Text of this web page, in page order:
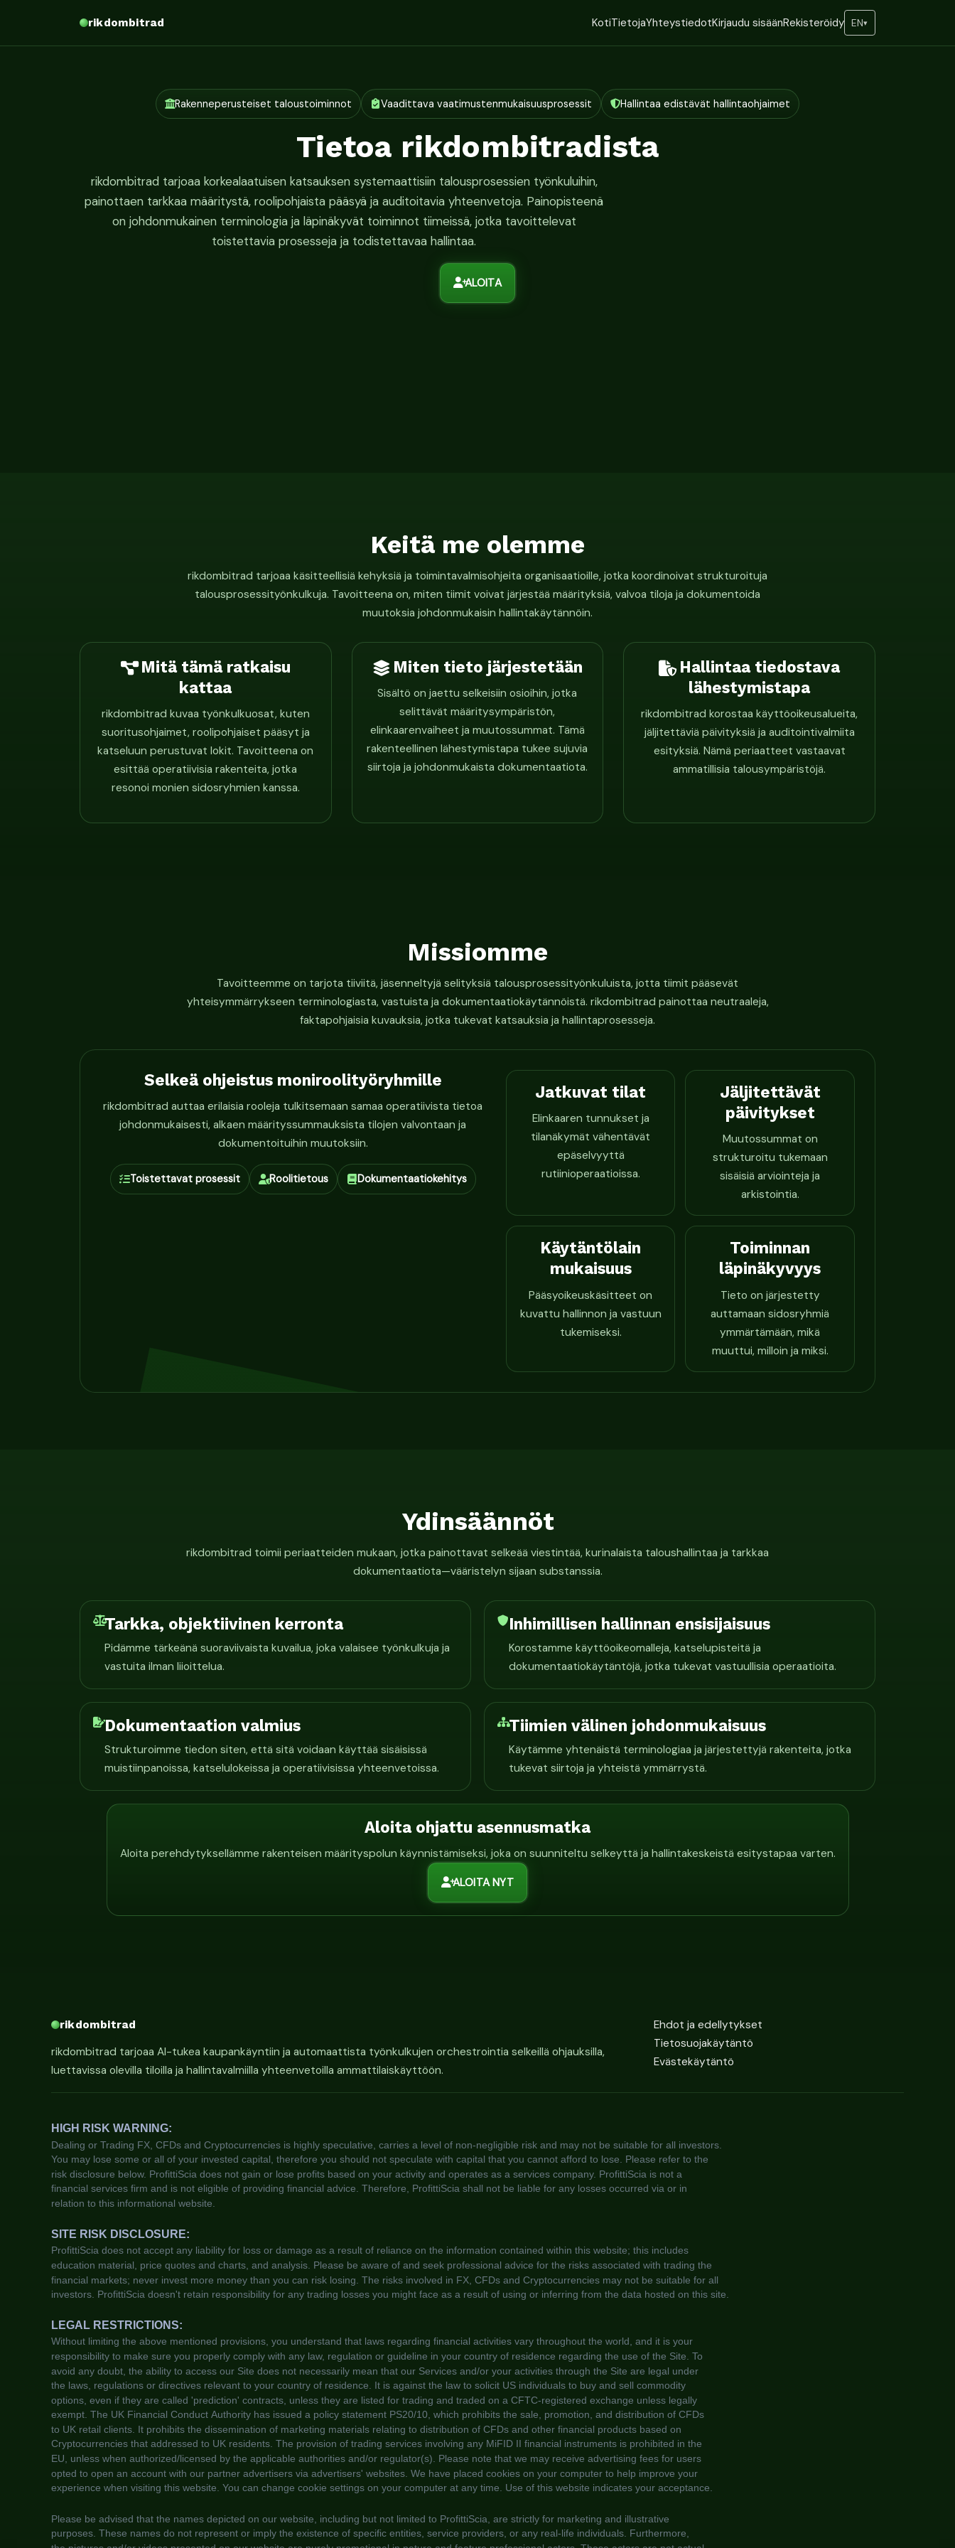
rikdombitrad KotiTietojaYhteystiedotKirjaudu sisäänRekisteröidy EN▾
Rakenneperusteiset taloustoiminnot Vaadittava vaatimustenmukaisuusprosessit Hallintaa edistävät hallintaohjaimet
Tietoa rikdombitradista
rikdombitrad tarjoaa korkealaatuisen katsauksen systemaattisiin talousprosessien työnkuluihin,
painottaen tarkkaa määritystä, roolipohjaista pääsyä ja auditoitavia yhteenvetoja. Painopisteenä
on johdonmukainen terminologia ja läpinäkyvät toiminnot tiimeissä, jotka tavoittelevat
toistettavia prosesseja ja todistettavaa hallintaa.
ALOITA
Keitä me olemme
rikdombitrad tarjoaa käsitteellisiä kehyksiä ja toimintavalmisohjeita organisaatioille, jotka koordinoivat strukturoituja
talousprosessityönkulkuja. Tavoitteena on, miten tiimit voivat järjestää määrityksiä, valvoa tiloja ja dokumentoida
muutoksia johdonmukaisin hallintakäytännöin.
Mitä tämä ratkaisu
kattaa
rikdombitrad kuvaa työnkulkuosat, kuten
suoritusohjaimet, roolipohjaiset pääsyt ja
katseluun perustuvat lokit. Tavoitteena on
esittää operatiivisia rakenteita, jotka
resonoi monien sidosryhmien kanssa.
Miten tieto järjestetään
Sisältö on jaettu selkeisiin osioihin, jotka
selittävät määritysympäristön,
elinkaarenvaiheet ja muutossummat. Tämä
rakenteellinen lähestymistapa tukee sujuvia
siirtoja ja johdonmukaista dokumentaatiota.
Hallintaa tiedostava
lähestymistapa
rikdombitrad korostaa käyttöoikeusalueita,
jäljitettäviä päivityksiä ja auditointivalmiita
esityksiä. Nämä periaatteet vastaavat
ammatillisia talousympäristöjä.
Missiomme
Tavoitteemme on tarjota tiiviitä, jäsenneltyjä selityksiä talousprosessityönkuluista, jotta tiimit pääsevät
yhteisymmärrykseen terminologiasta, vastuista ja dokumentaatiokäytännöistä. rikdombitrad painottaa neutraaleja,
faktapohjaisia kuvauksia, jotka tukevat katsauksia ja hallintaprosesseja.
Selkeä ohjeistus moniroolityöryhmille
rikdombitrad auttaa erilaisia rooleja tulkitsemaan samaa operatiivista tietoa
johdonmukaisesti, alkaen määrityssummauksista tilojen valvontaan ja
dokumentoituihin muutoksiin.
Toistettavat prosessit Roolitietous Dokumentaatiokehitys
Jatkuvat tilat
Elinkaaren tunnukset ja
tilanäkymät vähentävät
epäselvyyttä
rutiinioperaatioissa.
Jäljitettävät
päivitykset
Muutossummat on
strukturoitu tukemaan
sisäisiä arviointeja ja
arkistointia.
Käytäntölain
mukaisuus
Pääsyoikeuskäsitteet on
kuvattu hallinnon ja vastuun
tukemiseksi.
Toiminnan
läpinäkyvyys
Tieto on järjestetty
auttamaan sidosryhmiä
ymmärtämään, mikä
muuttui, milloin ja miksi.
Ydinsäännöt
rikdombitrad toimii periaatteiden mukaan, jotka painottavat selkeää viestintää, kurinalaista taloushallintaa ja tarkkaa
dokumentaatiota—vääristelyn sijaan substanssia.
Tarkka, objektiivinen kerronta
Pidämme tärkeänä suoraviivaista kuvailua, joka valaisee työnkulkuja ja
vastuita ilman liioittelua.
Inhimillisen hallinnan ensisijaisuus
Korostamme käyttöoikeomalleja, katselupisteitä ja
dokumentaatiokäytäntöjä, jotka tukevat vastuullisia operaatioita.
Dokumentaation valmius
Strukturoimme tiedon siten, että sitä voidaan käyttää sisäisissä
muistiinpanoissa, katselulokeissa ja operatiivisissa yhteenvetoissa.
Tiimien välinen johdonmukaisuus
Käytämme yhtenäistä terminologiaa ja järjestettyjä rakenteita, jotka
tukevat siirtoja ja yhteistä ymmärrystä.
Aloita ohjattu asennusmatka
Aloita perehdytyksellämme rakenteisen määrityspolun käynnistämiseksi, joka on suunniteltu selkeyttä ja hallintakeskeistä esitystapaa varten.
ALOITA NYT
rikdombitrad
rikdombitrad tarjoaa AI-tukea kaupankäyntiin ja automaattista työnkulkujen orchestrointia selkeillä ohjauksilla,
luettavissa olevilla tiloilla ja hallintavalmiilla yhteenvetoilla ammattilaiskäyttöön.
Ehdot ja edellytykset
Tietosuojakäytäntö
Evästekäytäntö